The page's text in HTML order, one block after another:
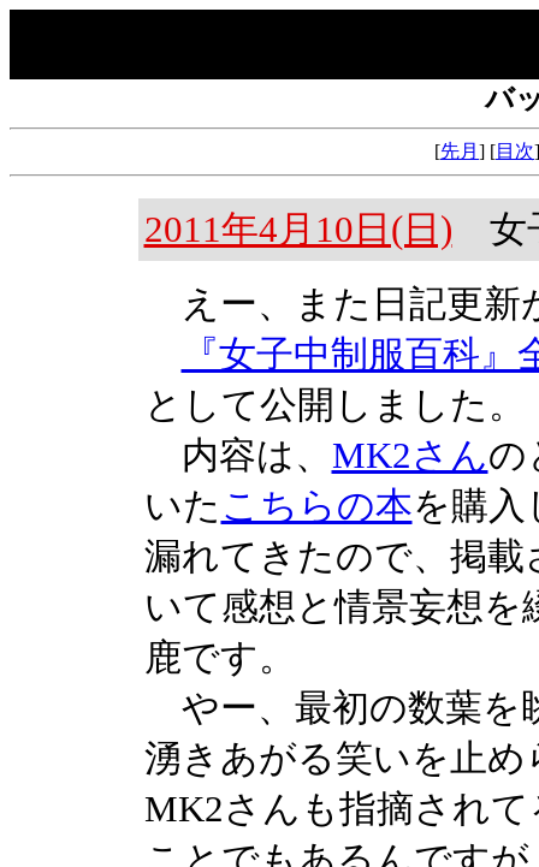
バ
[先月 ] [目次
2011年4月10日(日)
女
えー、また日記更新
『女子中制服百科』
として公開しました。
内容は、 MK2さんの
いた こちらの本を購
漏れてきたので、掲載
いて感想と情景妄想
鹿です。
やー、最初の数葉を
湧きあがる笑いを止
MK2さんも指摘され